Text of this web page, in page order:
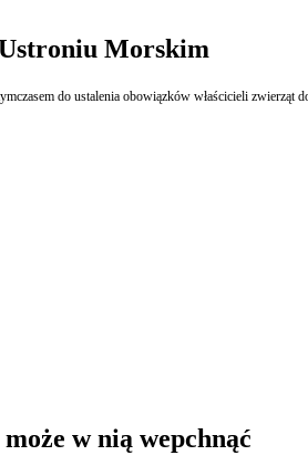
Ustroniu Morskim
do ustalenia obowiązków właścicieli
w nią wepchnąć